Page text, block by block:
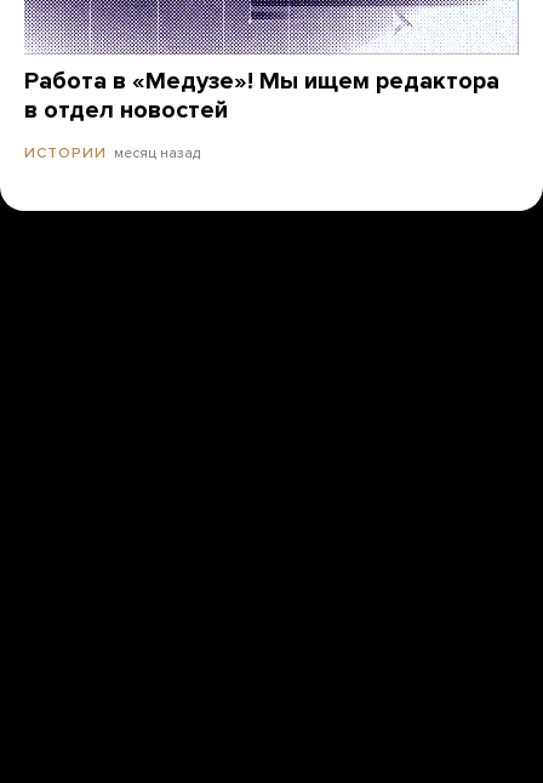
Работа в «Медузе»! Мы ищем редактора
в отдел новостей
ИСТОРИИ месяц назад